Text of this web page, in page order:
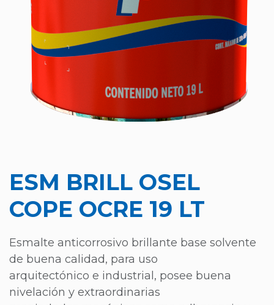
ESM BRILL OSEL
COPE OCRE 19 LT
Esmalte anticorrosivo brillante base solvente
de buena calidad, para uso
arquitectónico e industrial, posee buena
nivelación y extraordinarias